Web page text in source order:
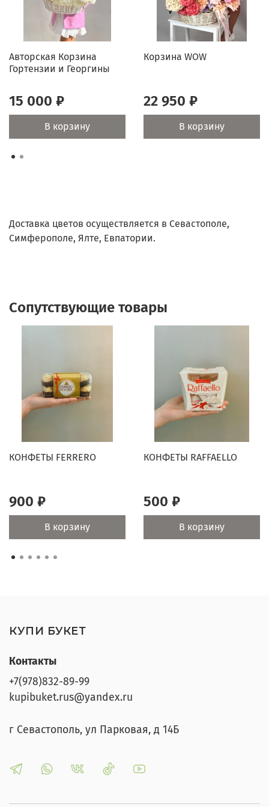
Авторская Корзина
Гортензии и Георгины
15 000 ₽
В корзину
Корзина WOW
22 950 ₽
В корзину
Доставка цветов осуществляется в Севастополе,
Симферополе, Ялте, Евпатории.
Сопутствующие товары
КОНФЕТЫ FERRERO
900 ₽
В корзину
КОНФЕТЫ RAFFAELLO
500 ₽
В корзину
КУПИ БУКЕТ
Контакты
+7(978)832-89-99
kupibuket.rus@yandex.ru
г Севастополь, ул Парковая, д 14Б